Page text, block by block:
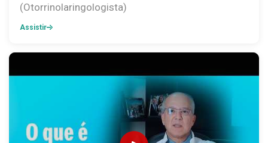
(Otorrinolaringologista)
Assistir